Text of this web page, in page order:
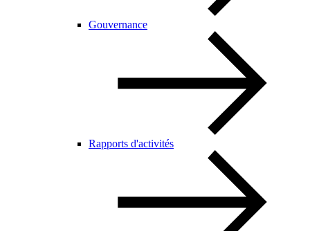
Gouvernance
Rapports d'activités